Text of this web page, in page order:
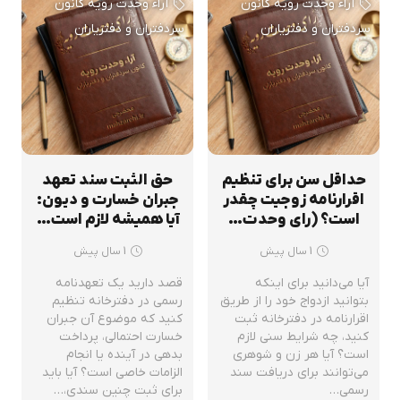
آراء وحدت رویه کانون
سردفتران و دفتریاران
حداقل سن برای تنظیم
اقرارنامه زوجیت چقدر
است؟ (رای وحدت…
1 سال پیش
آیا می‌دانید برای اینکه
بتوانید ازدواج خود را از طریق
اقرارنامه در دفترخانه ثبت
کنید، چه شرایط سنی لازم
است؟ آیا هر زن و شوهری
می‌توانند برای دریافت سند
رسمی…
آراء وحدت رویه کانون
سردفتران و دفتریاران
حق الثبت سند تعهد
جبران خسارت و دیون:
آیا همیشه لازم است…
1 سال پیش
قصد دارید یک تعهدنامه
رسمی در دفترخانه تنظیم
کنید که موضوع آن جبران
خسارت احتمالی، پرداخت
بدهی در آینده یا انجام
الزامات خاصی است؟ آیا باید
برای ثبت چنین سندی،…